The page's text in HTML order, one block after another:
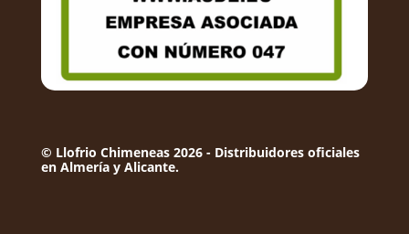
© Llofrio Chimeneas 2026 - Distribuidores oficiales
en Almería y Alicante.